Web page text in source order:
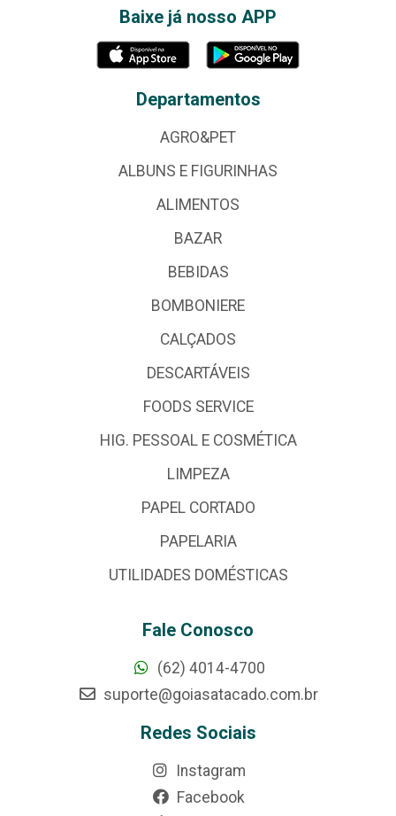
Baixe já nosso APP
Departamentos
AGRO&PET
ALBUNS E FIGURINHAS
ALIMENTOS
BAZAR
BEBIDAS
BOMBONIERE
CALÇADOS
DESCARTÁVEIS
FOODS SERVICE
HIG. PESSOAL E COSMÉTICA
LIMPEZA
PAPEL CORTADO
PAPELARIA
UTILIDADES DOMÉSTICAS
Fale Conosco
(62) 4014-4700
suporte@goiasatacado.com.br
Redes Sociais
Instagram
Facebook